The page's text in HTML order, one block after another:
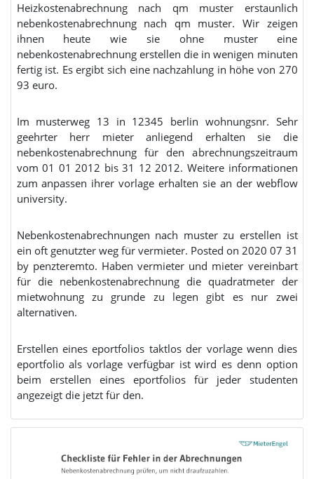
Heizkostenabrechnung nach qm muster erstaunlich
nebenkostenabrechnung nach qm muster. Wir zeigen
ihnen heute wie sie ohne muster eine
nebenkostenabrechnung erstellen die in wenigen minuten
fertig ist. Es ergibt sich eine nachzahlung in höhe von 270
93 euro.
Im musterweg 13 in 12345 berlin wohnungsnr. Sehr
geehrter herr mieter anliegend erhalten sie die
nebenkostenabrechnung für den abrechnungszeitraum
vom 01 01 2012 bis 31 12 2012. Weitere informationen
zum anpassen ihrer vorlage erhalten sie an der webflow
university.
Nebenkostenabrechnungen nach muster zu erstellen ist
ein oft genutzter weg für vermieter. Posted on 2020 07 31
by penzteremto. Haben vermieter und mieter vereinbart
für die nebenkostenabrechnung die quadratmeter der
mietwohnung zu grunde zu legen gibt es nur zwei
alternativen.
Erstellen eines eportfolios taktlos der vorlage wenn dies
eportfolio als vorlage verfügbar ist wird es denn option
beim erstellen eines eportfolios für jeder studenten
angezeigt die jetzt für den.